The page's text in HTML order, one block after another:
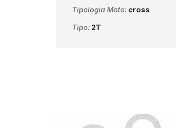
Tipologia Moto: cross
Tipo: 2T